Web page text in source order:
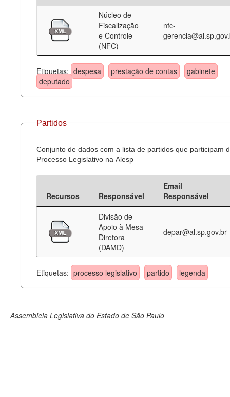
Núcleo de
Fiscalização
e Controle
(NFC)
nfc-
Etiquetas: despesa prestação de contas
gabinete
deputado
Partidos
Conjunto de dados com a lista de partidos que participam
Processo Legislativo na Alesp
Recursos Responsável
Email
Responsável
Divisão de
Apoio à Mesa
Diretora
(DAMD)
depar@al.sp.gov.br
Etiquetas: processo legislativo partido legenda
Assembleia Legislativa do Estado de São Paulo